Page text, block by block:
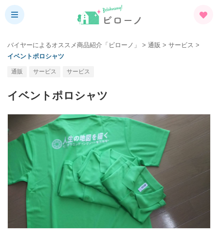
バイヤーによるオススメ商品紹介「ビローノ」 > 通販 > サービス >
イベントポロシャツ
通販 サービス サービス
イベントポロシャツ